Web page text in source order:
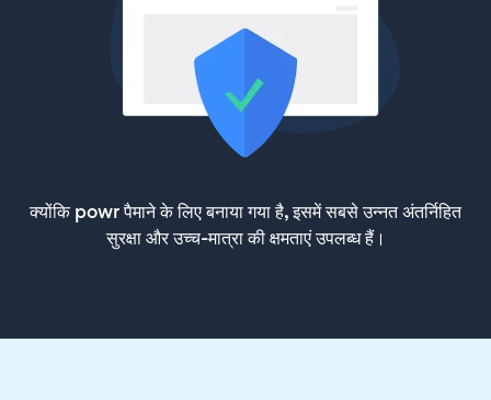
क्योंकि powr पैमाने के लिए बनाया गया है, इसमें सबसे उन्नत अंतर्निहित
सुरक्षा और उच्च-मात्रा की क्षमताएं उपलब्ध हैं।